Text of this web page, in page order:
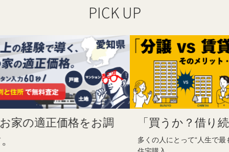
PICK UP
「買うか？借り続けるか？」
多くの人にとって“人生で最も大きな買い物”となる
制
フ